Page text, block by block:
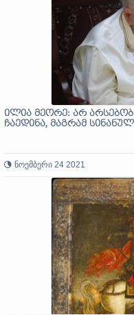
ილია მეორე: არ
ჩაედინა, მაგრამ
ნოემბერი 24 2021